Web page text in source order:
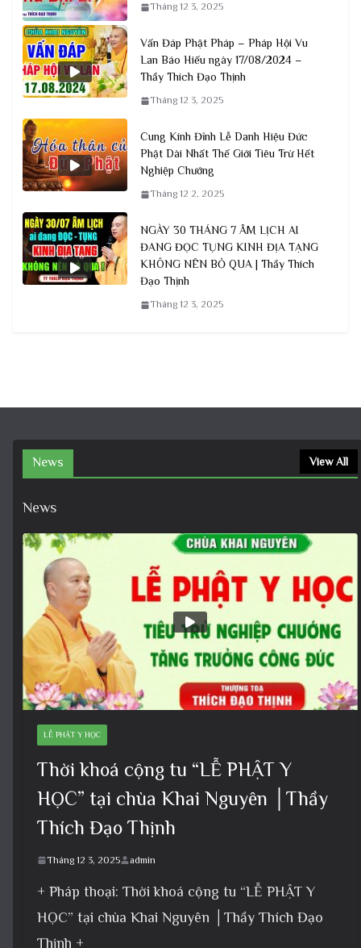
Tháng 12 3, 2025
Vấn Đáp Phật Pháp – Pháp Hội Vu
Lan Báo Hiếu ngày 17/08/2024 –
Thầy Thích Đạo Thịnh
Tháng 12 3, 2025
Cung Kính Đỉnh Lễ Danh Hiệu Đức
Phật Dài Nhất Thế Giới Tiêu Trừ Hết
Nghiệp Chướng
Tháng 12 2, 2025
NGÀY 30 THÁNG 7 ÂM LỊCH AI
ĐANG ĐỌC TỤNG KINH ĐỊA TẠNG
KHÔNG NÊN BỎ QUA | Thầy Thích
Đạo Thịnh
Tháng 12 3, 2025
News View All
News
LỄ PHẬT Y HỌC
Thời khoá cộng tu “LỄ PHẬT Y
HỌC” tại chùa Khai Nguyên │Thầy
Thích Đạo Thịnh
Tháng 12 3, 2025 admin
+ Pháp thoại: Thời khoá cộng tu “LỄ PHẬT Y
HỌC” tại chùa Khai Nguyên │Thầy Thích Đạo
Thịnh +